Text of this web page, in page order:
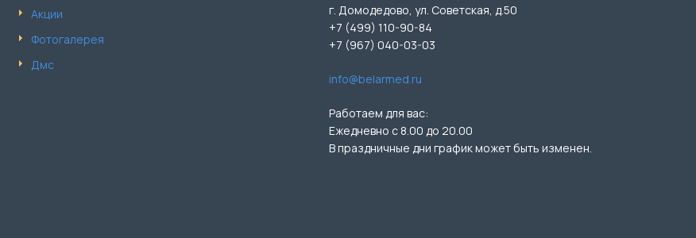
Акции
Фотогалерея
Дмс
г. Домодедово, ул. Советская, д.50
+7 (499) 110-90-84
+7 (967) 040-03-03
info@belarmed.ru
Работаем для вас:
Ежедневно с 8.00 до 20.00
В праздничные дни график может быть изменен.